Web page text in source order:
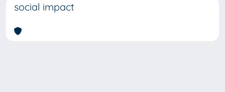
social impact